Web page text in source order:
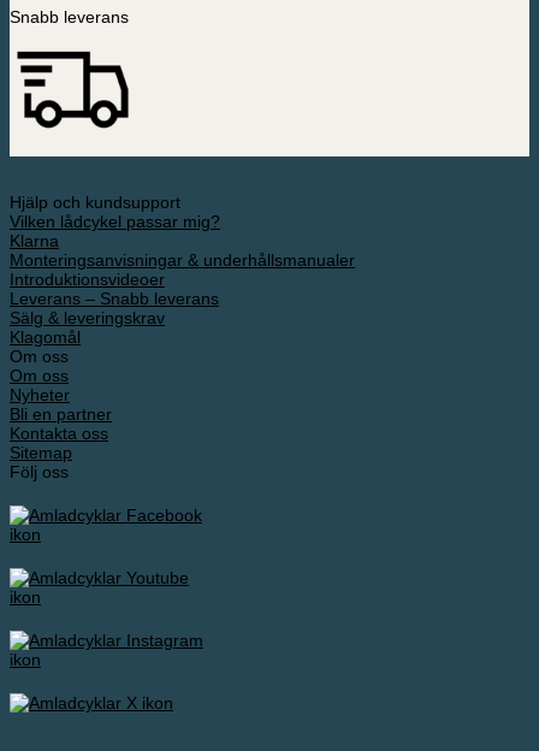
Snabb leverans
Hjälp och kundsupport
Vilken lådcykel passar mig?
Klarna
Monteringsanvisningar & underhållsmanualer
Introduktionsvideoer
Leverans – Snabb leverans
Sälg & leveringskrav
Klagomål
Om oss
Om oss
Nyheter
Bli en partner
Kontakta oss
Sitemap
Följ oss